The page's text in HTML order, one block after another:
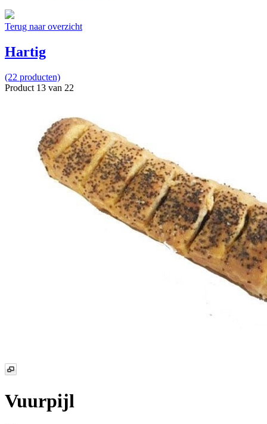
Terug naar overzicht
Hartig
(22 producten)
Product 13 van 22
Vuurpijl